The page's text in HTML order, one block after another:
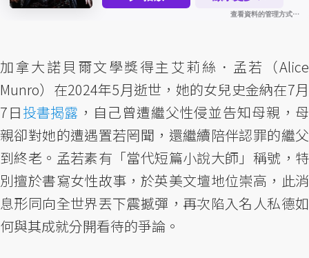
加拿大諾貝爾文學獎得主艾莉絲．孟若（Alice
Munro）在2024年5月逝世，她的女兒史金納在7月
7日投書揭露 ，自己曾遭繼父性侵並告知母親，母
親卻對她的遭遇置若罔聞，還繼續陪伴認罪的繼父
到終老。孟若素有「當代短篇小說大師」稱號，特
別擅於書寫女性故事，於英美文壇地位崇高，此消
息形同向全世界丟下震撼彈，再次陷入名人私德如
何與其成就分開看待的爭論。